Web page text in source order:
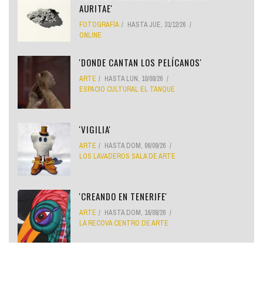
AURITAE'
FOTOGRAFÍA HASTAJUE, 31/12/26
ONLINE
'DONDE CANTAN LOS PELÍCANOS'
ARTE HASTALUN, 10/08/26
ESPACIO CULTURAL EL TANQUE
'VIGILIA'
ARTE HASTADOM, 06/09/26
LOS LAVADEROS SALA DE ARTE
'CREANDO EN TENERIFE'
ARTE HASTADOM, 16/08/26
LA RECOVA CENTRO DE ARTE